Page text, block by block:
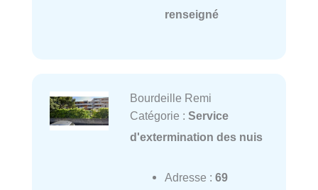
renseigné
Bourdeille Remi
Catégorie : Service
d'extermination des nuis
Adresse : 69